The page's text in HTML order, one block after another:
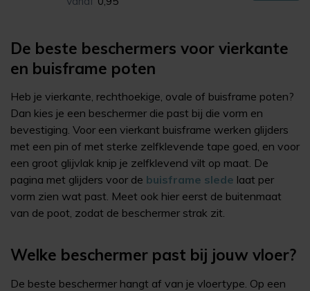
De beste beschermers voor vierkante
en buisframe poten
Heb je vierkante, rechthoekige, ovale of buisframe poten?
Dan kies je een beschermer die past bij die vorm en
bevestiging. Voor een vierkant buisframe werken glijders
met een pin of met sterke zelfklevende tape goed, en voor
een groot glijvlak knip je zelfklevend vilt op maat. De
pagina met glijders voor de buisframe slede laat per
vorm zien wat past. Meet ook hier eerst de buitenmaat
van de poot, zodat de beschermer strak zit.
Welke beschermer past bij jouw vloer?
De beste beschermer hangt af van je vloertype. Op een